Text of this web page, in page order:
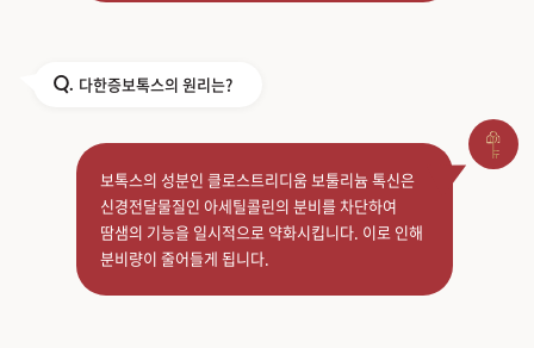
Q. 다한증보톡스의 원리는?
보톡스의 성분인 클로스트리디움 보툴리늄 톡신은
신경전달물질인 아세틸콜린의 분비를 차단하여
땀샘의 기능을 일시적으로 약화시킵니다. 이로 인해
분비량이 줄어들게 됩니다.